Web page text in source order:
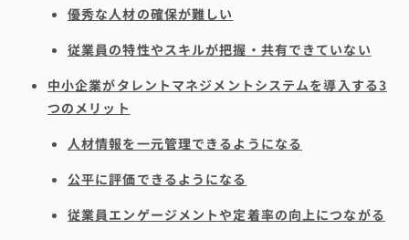
優秀な人材の確保が難しい
従業員の特性やスキルが把握・共有できていない
中小企業がタレントマネジメントシステムを導入する3
つのメリット
人材情報を一元管理できるようになる
公平に評価できるようになる
従業員エンゲージメントや定着率の向上につながる